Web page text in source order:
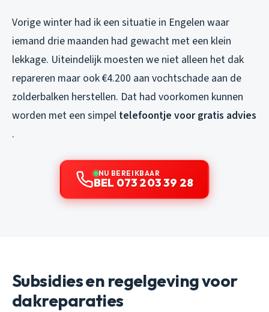
Vorige winter had ik een situatie in Engelen waar
iemand drie maanden had gewacht met een klein
lekkage. Uiteindelijk moesten we niet alleen het dak
repareren maar ook €4.200 aan vochtschade aan de
zolderbalken herstellen. Dat had voorkomen kunnen
worden met een simpel telefoontje voor gratis advies
.
NU BEREIKBAAR
BEL 073 203 39 28
Subsidies en regelgeving voor
dakreparaties